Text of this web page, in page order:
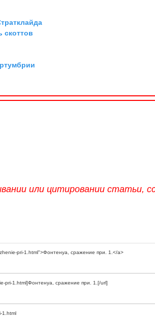
скоттов
или цитировании статьи,